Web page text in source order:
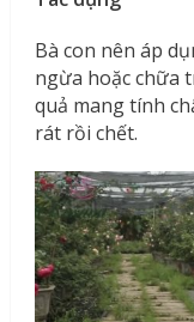
Bà con nên áp
ngừa hoặc chữa
quả mang tính
rát rồi chết.